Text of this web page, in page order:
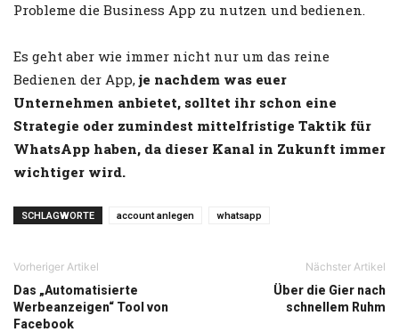
Probleme die Business App zu nutzen und bedienen.
Es geht aber wie immer nicht nur um das reine
Bedienen der App, je nachdem was euer
Unternehmen anbietet, solltet ihr schon eine
Strategie oder zumindest mittelfristige Taktik für
WhatsApp haben, da dieser Kanal in Zukunft immer
wichtiger wird.
SCHLAGWORTE account anlegen whatsapp
Vorheriger Artikel
Das „Automatisierte
Werbeanzeigen“ Tool von
Facebook
Nächster Artikel
Über die Gier nach
schnellem Ruhm